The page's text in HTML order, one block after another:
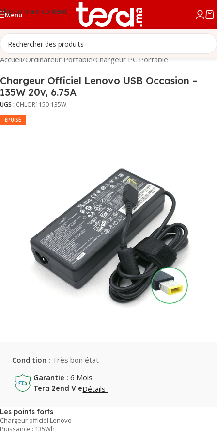
Skip to main content
Menu
Accueil/Ordinateur Portable/Chargeur PC Portable
Chargeur Officiel Lenovo USB Occasion –
135W 20v, 6.75A
UGS : CHLOR1150-135W
ÉPUISÉ
Condition : Très bon état
Garantie : 6 Mois
Tera 2end VieDétails
Les points forts
Chargeur officiel Lenovo
Puissance : 135Wh